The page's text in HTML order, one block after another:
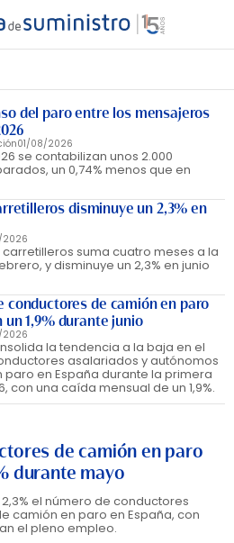
del paro entre los mensajeros
01/08/2026
se contabilizan unos 2.000
un 0,74% menos que en
disminuye un 2,3% en
carretilleros suma cuatro meses a la
y disminuye un 2,3% en junio
conductores de camión en paro
un 1,9% durante junio
la tendencia a la baja en el
asalariados y autónomos
paro en España durante la primera
con una caída mensual de un 1,9%.
de camión en paro
durante mayo
el número de conductores
camión en paro en España, con
el pleno empleo.